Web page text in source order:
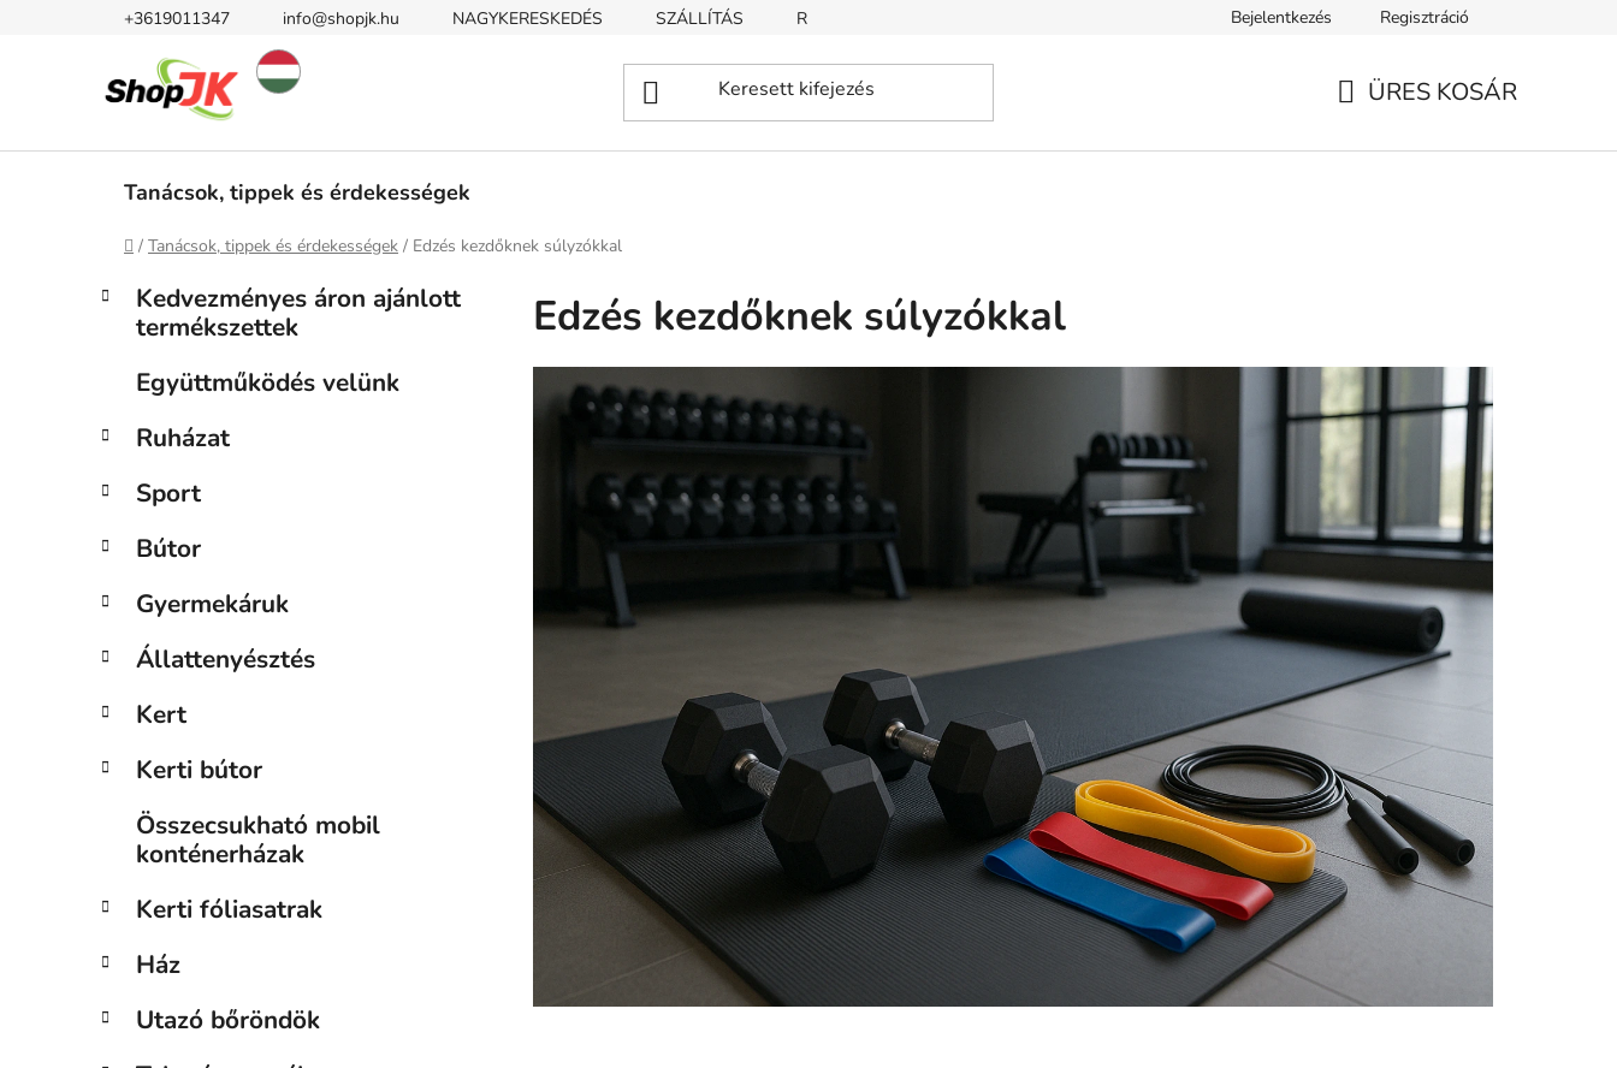
+3619011347 info@shopjk.hu NAGYKERESKEDÉS SZÁLLÍTÁS REKLAMÁCIÓ Tanácsok, tippek és érdekességek
Bejelentkezés Regisztráció
ÜRES KOSÁR
Tanácsok, tippek és érdekességek
Kezdőlap
/ Tanácsok, tippek és érdekességek / Edzés kezdőknek súlyzókkal
O
s
p
a
e
Kategóriák
átugrása
K
a
r
á
Kedvezményes áron ajánlott
termékszettek
Együttműködés velünk
Ruházat
Sport
Bútor
Gyermekáruk
Állattenyésztés
Kert
Kerti bútor
Összecsukható mobil
konténerházak
Kerti fóliasatrak
Ház
Utazó bőröndök
Edzés kezdőknek súlyzókkal